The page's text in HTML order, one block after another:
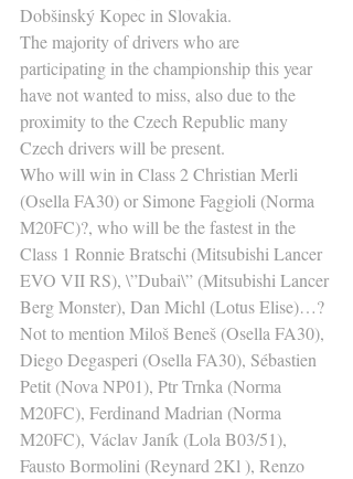
Dobšinský Kopec in Slovakia.
The majority of drivers who are
participating in the championship this year
have not wanted to miss, also due to the
proximity to the Czech Republic many
Czech drivers will be present.
Who will win in Class 2 Christian Merli
(Osella FA30) or Simone Faggioli (Norma
M20FC)?, who will be the fastest in the
Class 1 Ronnie Bratschi (Mitsubishi Lancer
EVO VII RS), \”Dubai\” (Mitsubishi Lancer
Berg Monster), Dan Michl (Lotus Elise)…?
Not to mention Miloš Beneš (Osella FA30),
Diego Degasperi (Osella FA30), Sébastien
Petit (Nova NP01), Ptr Trnka (Norma
M20FC), Ferdinand Madrian (Norma
M20FC), Václav Janík (Lola B03/51),
Fausto Bormolini (Reynard 2Kl ), Renzo